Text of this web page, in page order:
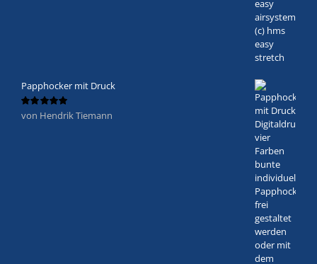
Papphocker mit Druck
Bewertet
von Hendrik Tiemann